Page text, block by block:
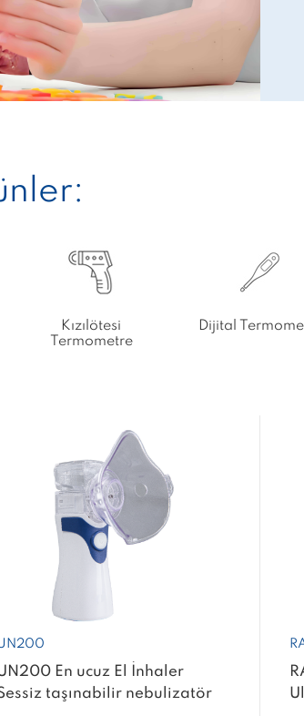
Kızılötesi
Termometre
Dijital
En ucuz El İnhaler
taşınabilir nebulizatör